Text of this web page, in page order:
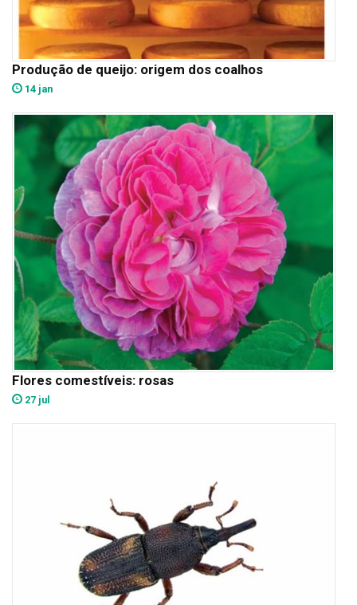
Produção de queijo: origem dos coalhos
14 jan
Flores comestíveis: rosas
27 jul